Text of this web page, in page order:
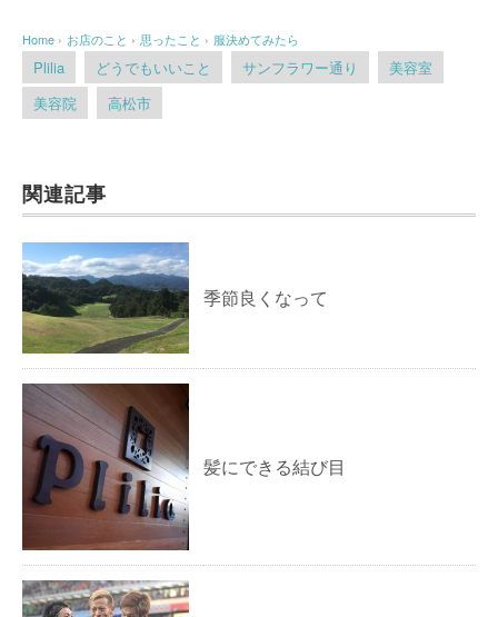
Home › お店のこと › 思ったこと › 服決めてみたら
Plilia どうでもいいこと サンフラワー通り
美容室
美容院
高松市
関連記事
季節良くなって
髪にできる結び目